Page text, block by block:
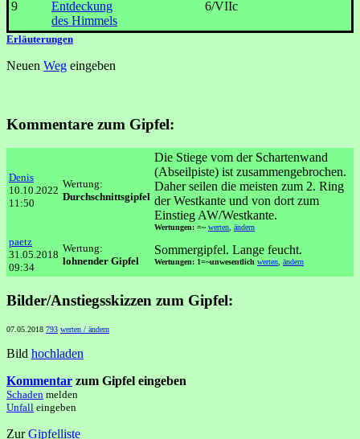
9
Entdeckung
des Himmels
6/VIIc
Erläuterungen
Neuen Weg eingeben
Kommentare zum Gipfel:
Denis
10.10.2022
11:50
Wertung:
Durchschnittsgipfel
Die Stiege vom der Schartenwand
(Abseilpiste) ist zusammengebrochen.
Daher seilen die meisten zum 2. Ring
der Westkante und von dort zum
Einstieg AW/Westkante.
Wertungen: =~ werten, ändern
paetz
31.05.2018
09:34
Wertung:
lohnender Gipfel
Sommergipfel. Lange feucht.
Wertungen: 1=~unwesentlich werten, ändern
Bilder/Anstiegsskizzen zum Gipfel:
07.05.2018 793 werten / ändern
Bild hochladen
Kommentar zum Gipfel eingeben
Schaden melden
Unfall eingeben
ZurGipfelliste